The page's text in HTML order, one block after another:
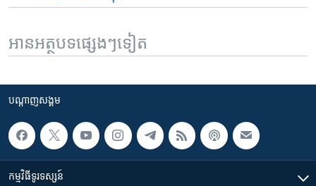
អានអត្ថបទផ្សេងៗទៀត
បណ្តាញ​សង្គម
កម្មវិធី​ទូរទស្សន៍